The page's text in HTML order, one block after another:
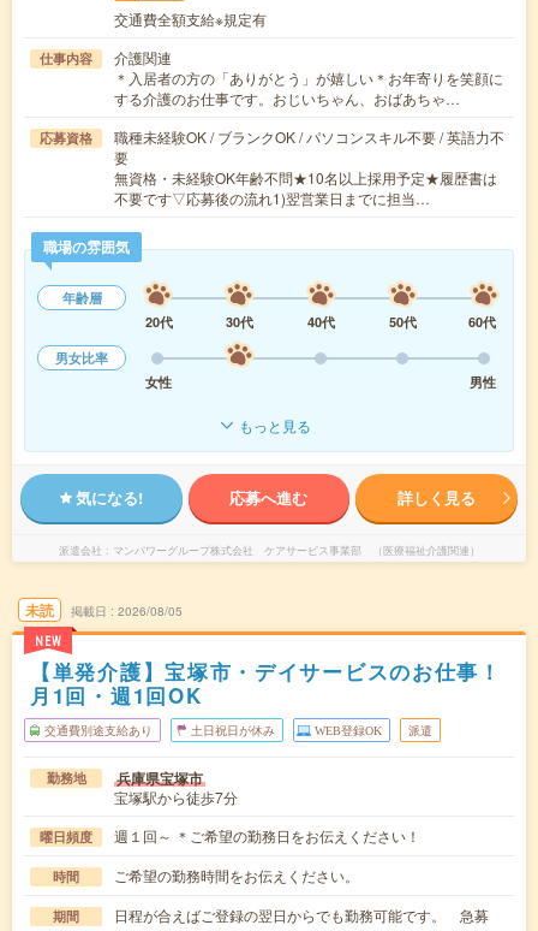
交通費全額支給※規定有
仕事内容
介護関連
＊入居者の方の「ありがとう」が嬉しい＊お年寄りを笑顔に
する介護のお仕事です。おじいちゃん、おばあちゃ…
応募資格
職種未経験OK / ブランクOK / パソコンスキル不要 / 英語力不
要
無資格・未経験OK年齢不問★10名以上採用予定★履歴書は
不要です▽応募後の流れ1)翌営業日までに担当…
職場の雰囲気
年齢層
20代
30代 40代 50代
60代
男女比率
女性
男性
もっと見る
気になる! 応募へ進む 詳しく見る
派遣会社 マンパワーグループ株式会社 ケアサービス事業部 （医療福祉介護関連）
未読
NEW
掲載日 2026/08/05
【単発介護】宝塚市・デイサービスのお仕事！
月1回・週1回OK
交通費別途支給あり 土日祝日が休み WEB登録OK 派遣
勤務地 兵庫県宝塚市
宝塚駅から徒歩7分
曜日頻度 週１回～ ＊ご希望の勤務日をお伝えください！
時間 ご希望の勤務時間をお伝えください。
期間 日程が合えばご登録の翌日からでも勤務可能です。 急募